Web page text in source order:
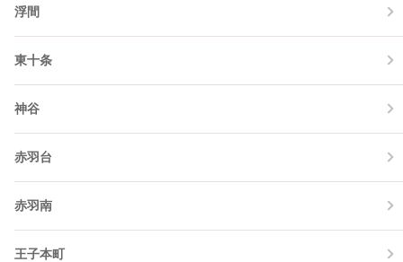
浮間
東十条
神谷
赤羽台
赤羽南
王子本町